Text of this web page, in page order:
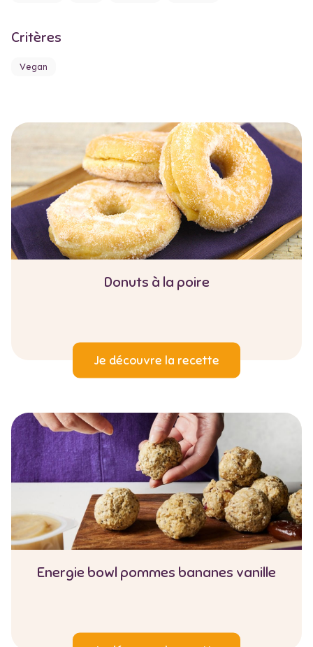
Critères
Vegan
Donuts à la poire
Je découvre la recette
Energie bowl pommes bananes vanille